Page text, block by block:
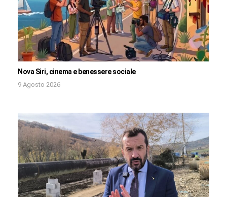
Nova Siri, cinema e benessere sociale
9 Agosto 2026